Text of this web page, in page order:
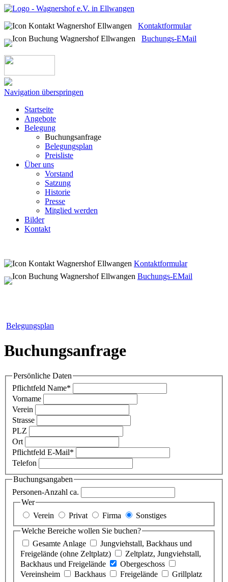
Kontaktformular
Buchungs-EMail
Navigation überspringen
Startseite
Angebote
Belegung
Buchungsanfrage
Belegungsplan
Preisliste
Über uns
Vorstand
Satzung
Historie
Presse
Mitglied werden
Bilder
Kontakt
Kontaktformular
Buchungs-EMail
Belegungsplan
Buchungsanfrage
Persönliche Daten
Pflichtfeld Name*
Vorname
Verein
Strasse
PLZ
Ort
Pflichtfeld E-Mail*
Telefon
Buchungsangaben
Personen-Anzahl ca.
Wer
Verein
Privat Firma
Sonstiges
Welche Bereiche wollen Sie buchen?
Gesamte Anlage
Jungviehstall, Backhaus und
Freigelände (ohne Zeltplatz)
Zeltplatz, Jungviehstall,
Backhaus und Freigelände
Obergeschoss
Vereinsheim
Backhaus Freigelände
Grillplatz